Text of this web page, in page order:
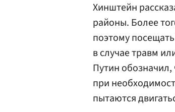
Хинштейн
районы. Более
поэтому
в случае травм
Путин
при
пытаются